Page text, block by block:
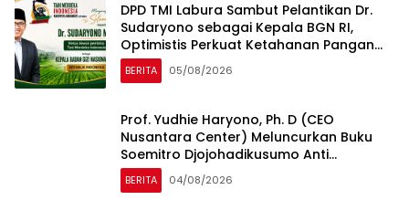
DPD TMI Labura Sambut Pelantikan Dr.
Sudaryono sebagai Kepala BGN RI,
Optimistis Perkuat Ketahanan Pangan
dan Gizi Nasional
BERITA 05/08/2026
Prof. Yudhie Haryono, Ph. D (CEO
Nusantara Center) Meluncurkan Buku
Soemitro Djojohadikusumo Anti
Penjajahan yang dirangkaikan dengan
Simposium Nasional bertema “Urgensi
BERITA 04/08/2026